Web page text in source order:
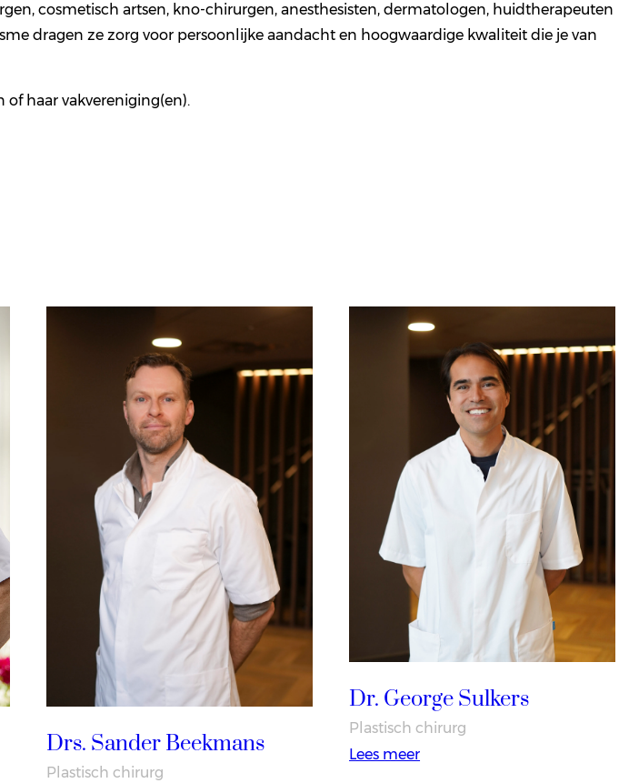
cosmetisch artsen, kno-chirurgen, anesthesisten, dermatologen, huidtherapeuten
dragen ze zorg voor persoonlijke aandacht en hoogwaardige kwaliteit die je van
of haar vakvereniging(en).
Drs. Sander Beekmans
Plastisch chirurg
Dr. George Sulkers
Plastisch chirurg
Lees meer: